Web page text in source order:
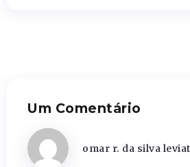
Um Comentário
omar r. da silva